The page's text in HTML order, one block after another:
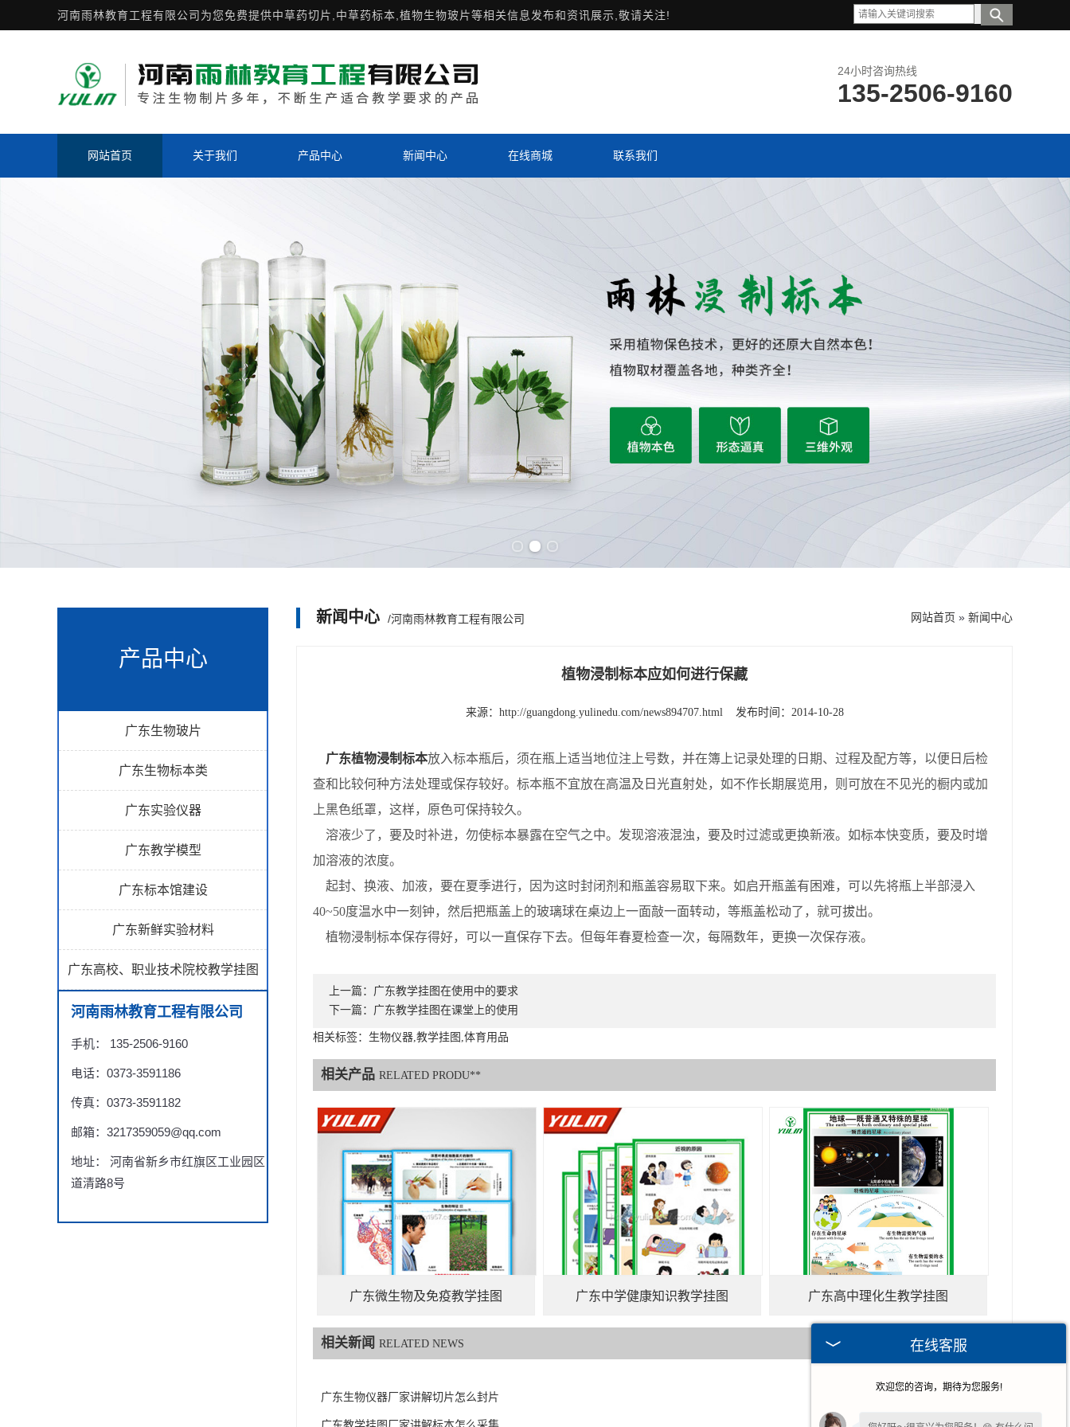
河南雨林教育工程有限公司为您免费提供中草药切片 ,中草药标本,植物生物玻片等相关信息发布和资讯展示,敬请关注!
24小时咨询热线
135-2506-9160
网站首页 关于我们 产品中心 新闻中心 在线商城 联系我们
产品中心
广东生物玻片
广东生物标本类
广东实验仪器
广东教学模型
广东标本馆建设
广东新鲜实验材料
广东高校、职业技术院校教学挂图
河南雨林教育工程有限公司
手机： 135-2506-9160
电话：0373-3591186
传真：0373-3591182
邮箱：3217359059@qq.com
地址： 河南省新乡市红旗区工业园区
道清路8号
新闻中心 /河南雨林教育工程有限公司 网站首页 » 新闻中心
植物浸制标本应如何进行保藏
来源： http://guangdong.yulinedu.com/news894707.html 发布时间：2014-10-28
广东植物浸制标本放入标本瓶后，须在瓶上适当地位注上号数，并在簿上记录处理的日期、过程及配方等，以便日后检
查和比较何种方法处理或保存较好。标本瓶不宜放在高温及日光直射处，如不作长期展览用，则可放在不见光的橱内或加
上黑色纸罩，这样，原色可保持较久。
溶液少了，要及时补进，勿使标本暴露在空气之中。发现溶液混浊，要及时过滤或更换新液。如标本快变质，要及时增
加溶液的浓度。
起封、换液、加液，要在夏季进行，因为这时封闭剂和瓶盖容易取下来。如启开瓶盖有困难，可以先将瓶上半部浸入
40~50度温水中一刻钟，然后把瓶盖上的玻璃球在桌边上一面敲一面转动，等瓶盖松动了，就可拔出。
植物浸制标本保存得好，可以一直保存下去。但每年春夏检查一次，每隔数年，更换一次保存液。
上一篇： 广东教学挂图在使用中的要求
下一篇： 广东教学挂图在课堂上的使用
相关标签：生物仪器,教学挂图,体育用品
相关产品 RELATED PRODU**
广东微生物及免疫教学挂图 广东中学健康知识教学挂图 广东高中理化生教学挂图
相关新闻 RELATED NEWS
广东生物仪器厂家讲解切片怎么封片
在线客服
欢迎您的咨询，期待为您服务!